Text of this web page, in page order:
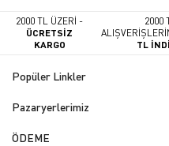
2000 TL ÜZERİ -
ÜCRETSİZ
KARGO
2000
TL
Popüler Linkler
Pazaryerlerimiz
ÖDEME